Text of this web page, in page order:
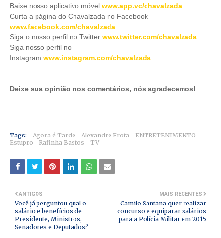
Baixe nosso aplicativo móvel www.app.vc/chavalzada
Curta a página do Chavalzada no Facebook
www.facebook.com/chavalzada
Siga o nosso perfil no Twitter www.twitter.com/chavalzada
Siga nosso perfil no
Instagram www.instagram.com/chavalzada
Deixe sua opinião nos comentários, nós agradecemos!
Tags: Agora é Tarde Alexandre Frota
ENTRETENIMENTO
Estupro
Rafinha Bastos TV
MAIS RECENTES
Camilo Santana quer realizar
concurso e equiparar salários
para a Polícia Militar em 2015
ANTIGOS
Você já perguntou qual o
salário e benefícios de
Presidente, Ministros,
Senadores e Deputados?